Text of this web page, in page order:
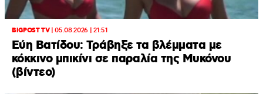
BIGPOST TV|05.08.2026 | 21:51
Εύη Βατίδου: Τράβηξε τα βλέμματα με
κόκκινο μπικίνι σε παραλία της Μυκόνου
(βίντεο)